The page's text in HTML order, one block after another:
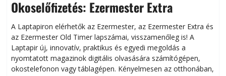
Okoselőfizetés: Ezermester Extra
A Laptapiron elérhetők az Ezermester, az Ezermester Extra és
az Ezermester Old Timer lapszámai, visszamenőleg is! A
Laptapir új, innovatív, praktikus és egyedi megoldás a
nyomtatott magazinok digitális olvasására számítógépen,
okostelefonon vagy táblagépen. Kényelmesen az otthonában,